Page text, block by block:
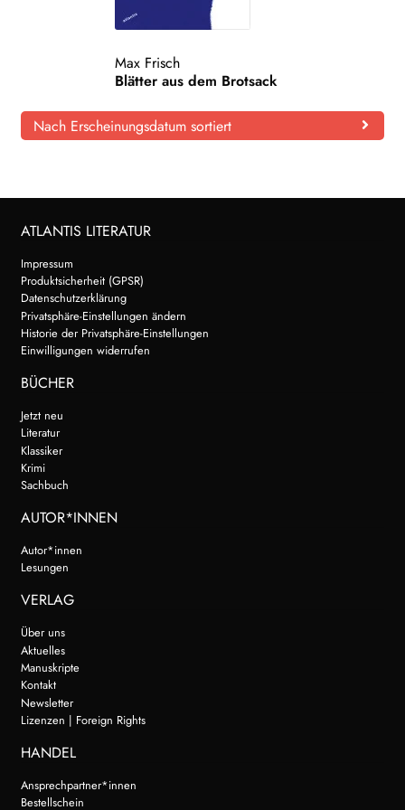
Max Frisch
Blätter aus dem Brotsack
Nach Erscheinungsdatum sortiert
ATLANTIS LITERATUR
Impressum
Produktsicherheit (GPSR)
Datenschutzerklärung
Privatsphäre-Einstellungen ändern
Historie der Privatsphäre-Einstellungen
Einwilligungen widerrufen
BÜCHER
Jetzt neu
Literatur
Klassiker
Krimi
Sachbuch
AUTOR*INNEN
Autor*innen
Lesungen
VERLAG
Über uns
Aktuelles
Manuskripte
Kontakt
Newsletter
Lizenzen | Foreign Rights
HANDEL
Ansprechpartner*innen
Bestellschein